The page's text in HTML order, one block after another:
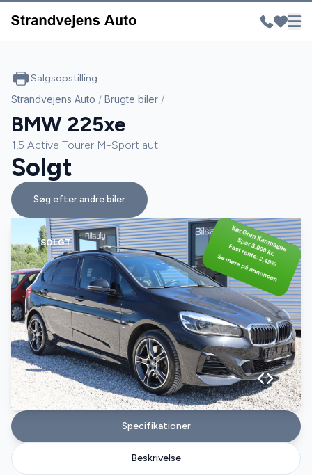
SOLGT
Specifikationer
Beskrivelse
Salgsopstilling
Strandvejens Auto / Brugte biler /
BMW 225xe
1,5 Active Tourer M-Sport aut.
Solgt
Søg efter andre biler